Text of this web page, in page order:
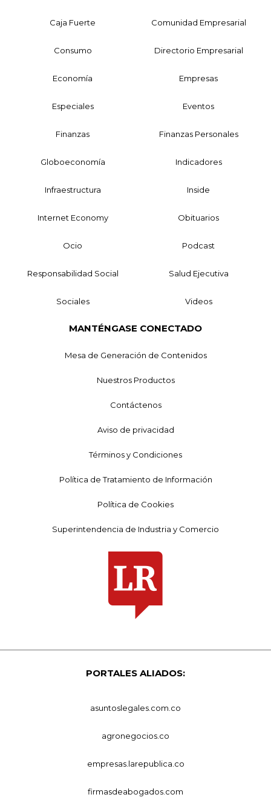
Caja Fuerte Comunidad Empresarial
Consumo Directorio Empresarial
Economía Empresas
Especiales Eventos
Finanzas Finanzas Personales
Globoeconomía Indicadores
Infraestructura Inside
Internet Economy Obituarios
Ocio Podcast
Responsabilidad Social Salud Ejecutiva
Sociales Videos
MANTÉNGASE CONECTADO
Mesa de Generación de Contenidos
Nuestros Productos
Contáctenos
Aviso de privacidad
Términos y Condiciones
Política de Tratamiento de Información
Política de Cookies
Superintendencia de Industria y Comercio
PORTALES ALIADOS:
asuntoslegales.com.co
agronegocios.co
empresas.larepublica.co
firmasdeabogados.com